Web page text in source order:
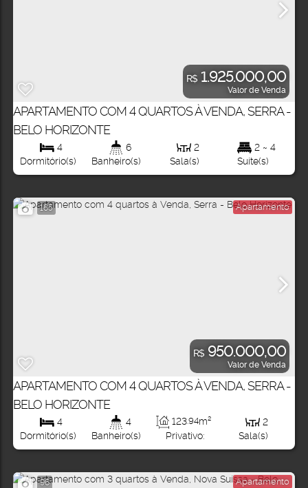
R$ 1.925.000,00
Valor de Venda
APARTAMENTO COM 4 QUARTOS À VENDA, SERRA -
BELO HORIZONTE
4
Dormitório(s)
6
Banheiro(s)
2
Sala(s)
2 ~ 4
Suíte(s)
165 Apartamento
R$ 950.000,00
Valor de Venda
APARTAMENTO COM 4 QUARTOS À VENDA, SERRA -
BELO HORIZONTE
4
Dormitório(s)
4
Banheiro(s)
Privativo:
123.94m²
2
Sala(s)
96 Apartamento